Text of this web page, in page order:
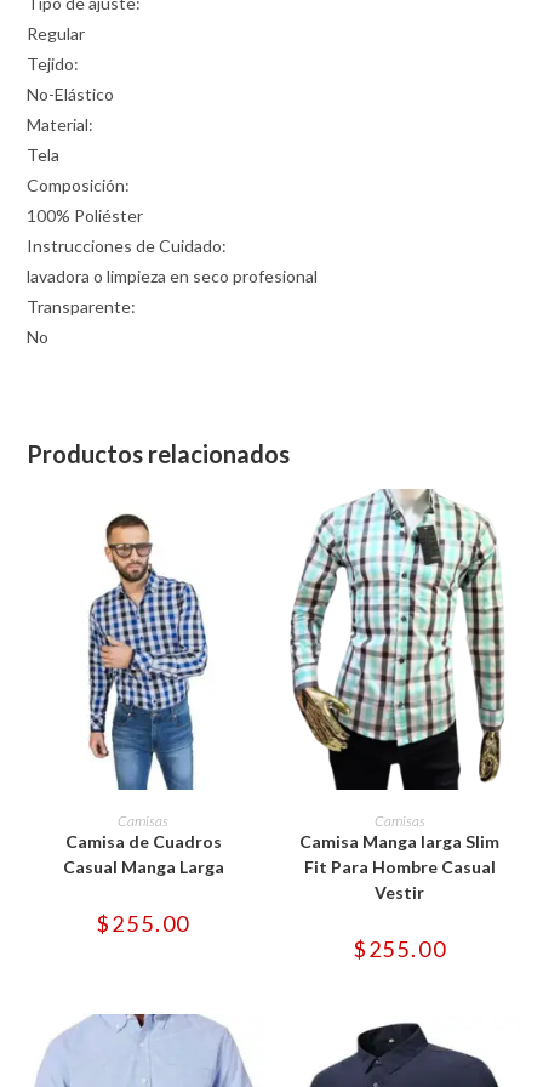
Regular
Tejido:
No-Elástico
Material:
Tela
Composición:
100% Poliéster
Instrucciones de Cuidado:
lavadora o limpieza en seco profesional
Transparente:
No
Productos relacionados
SELECCIONAR OPCIONES
Este
producto
tiene
múltiples
variantes.
Las
se
pueden
de
producto
Camisas
Camisa de Cuadros
Casual Manga Larga
$255.00
SELECCIONAR OPCIONES
Este
producto
tiene
múltiples
variantes.
Las
opciones
elegir
de
producto
Camisas
Camisa Manga larga Slim
Fit Para Hombre Casual
Vestir
$255.00